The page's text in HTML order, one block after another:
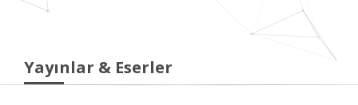
Yayınlar & Eserler